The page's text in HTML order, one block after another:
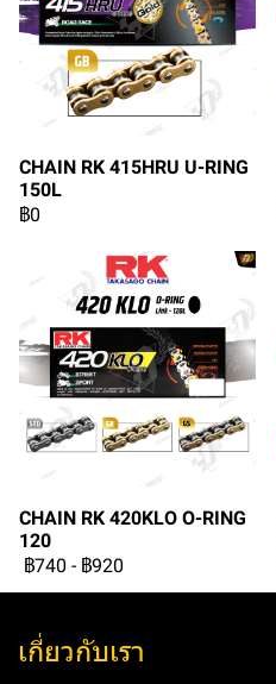
CHAIN RK 415HRU U-RING
150L
฿0
CHAIN RK 420KLO O-RING
120
฿740 - ฿920
เกี่ยวกับเรา